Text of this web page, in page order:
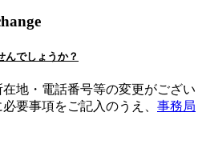
んでしょうか？
地・電話番号等の変更がござい
要事項をご記入のうえ、 事務局